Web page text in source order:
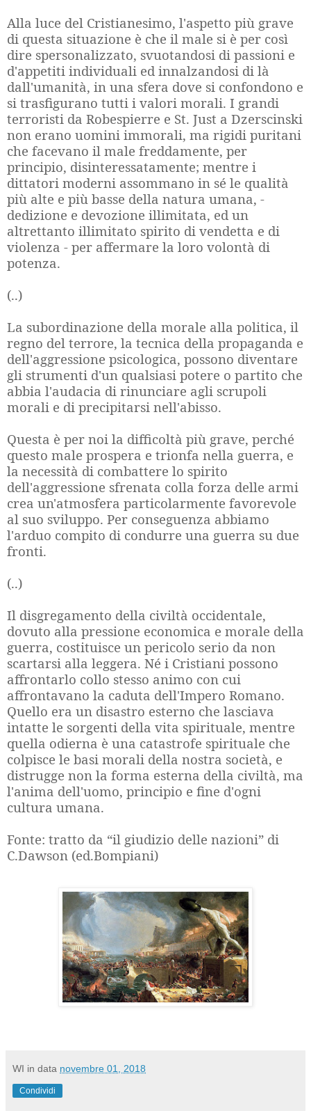
Alla luce del Cristianesimo, l'aspetto più grave
di questa situazione è che il male si è per così
dire spersonalizzato, svuotandosi di passioni e
d'appetiti individuali ed innalzandosi di là
dall'umanità, in una sfera dove si confondono e
si trasfigurano tutti i valori morali. I grandi
terroristi da Robespierre e St. Just a Dzerscinski
non erano uomini immorali, ma rigidi puritani
che facevano il male freddamente, per
principio, disinteressatamente; mentre i
dittatori moderni assommano in sé le qualità
più alte e più basse della natura umana, -
dedizione e devozione illimitata, ed un
altrettanto illimitato spirito di vendetta e di
violenza - per affermare la loro volontà di
potenza.
(..)
La subordinazione della morale alla politica, il
regno del terrore, la tecnica della propaganda e
dell'aggressione psicologica, possono diventare
gli strumenti d'un qualsiasi potere o partito che
abbia l'audacia di rinunciare agli scrupoli
morali e di precipitarsi nell'abisso.
Questa è per noi la difficoltà più grave, perché
questo male prospera e trionfa nella guerra, e
la necessità di combattere lo spirito
dell'aggressione sfrenata colla forza delle armi
crea un'atmosfera particolarmente favorevole
al suo sviluppo. Per conseguenza abbiamo
l'arduo compito di condurre una guerra su due
fronti.
(..)
Il disgregamento della civiltà occidentale,
dovuto alla pressione economica e morale della
guerra, costituisce un pericolo serio da non
scartarsi alla leggera. Né i Cristiani possono
affrontarlo collo stesso animo con cui
affrontavano la caduta dell'Impero Romano.
Quello era un disastro esterno che lasciava
intatte le sorgenti della vita spirituale, mentre
quella odierna è una catastrofe spirituale che
colpisce le basi morali della nostra società, e
distrugge non la forma esterna della civiltà, ma
l'anima dell'uomo, principio e fine d'ogni
cultura umana.
Fonte: tratto da “il giudizio delle nazioni” di
C.Dawson (ed.Bompiani)
WI in data novembre 01, 2018
Condividi